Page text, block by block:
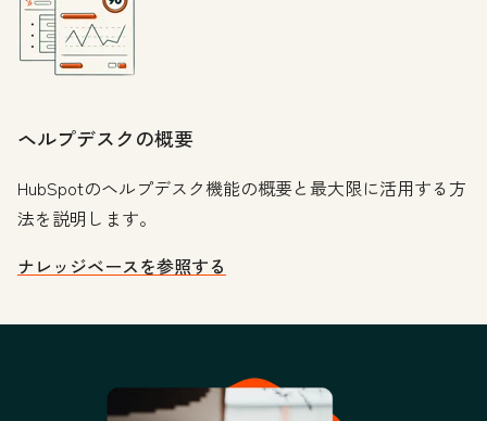
ヘルプデスクの概要
HubSpotのヘルプデスク機能の概要と最大限に活用する方
法を説明します。
ナレッジベースを参照する